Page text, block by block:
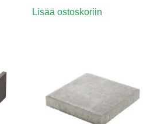
Lisää ostoskoriin